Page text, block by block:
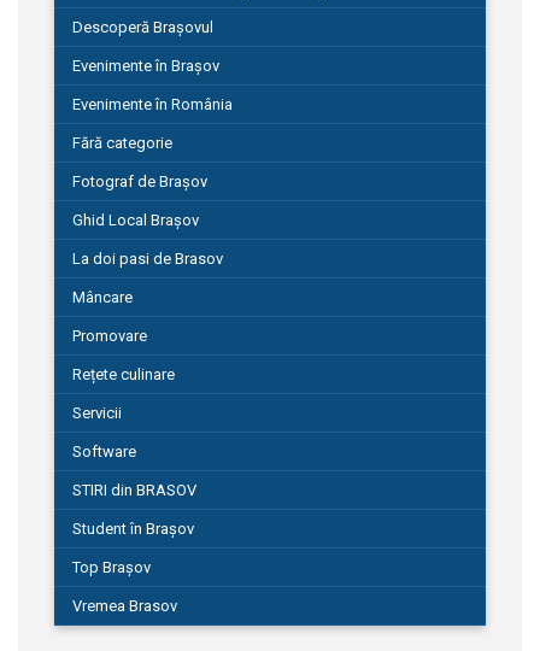
Descoperă Brașovul
Evenimente în Brașov
Evenimente în România
Fără categorie
Fotograf de Brașov
Ghid Local Brașov
La doi pasi de Brasov
Mâncare
Promovare
Rețete culinare
Servicii
Software
STIRI din BRASOV
Student în Brașov
Top Brașov
Vremea Brasov